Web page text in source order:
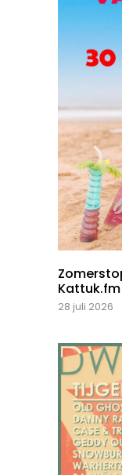
Kattuk.fm
28 juli 2026